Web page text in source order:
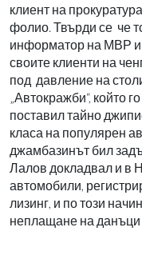
клиент на
фолио. Твърди се че
информатор на МВР и
своите клиенти на
под давление на
„Автокражби“, който
поставил тайно
класа на популярен
джамбазинът бил
Лалов докладвал и в
автомобили,
лизинг, и по този
неплащане на данъци